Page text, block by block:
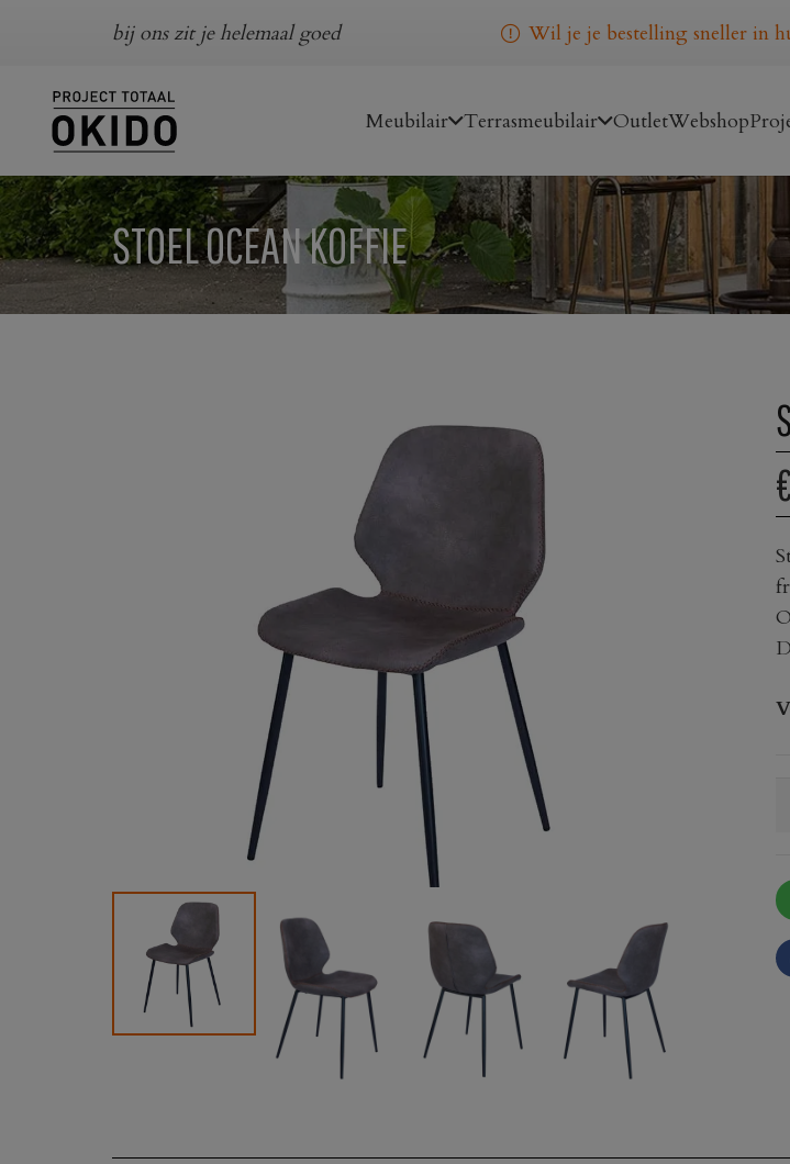
bij ons zit je helemaal goed Wil je je bestelling sneller in
Meubilair Terrasmeubilair OutletWebshop
STOEL OCEAN KOFFIE